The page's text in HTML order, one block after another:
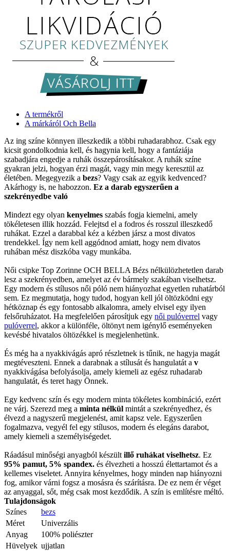
A termékről
A márkáról Och Bella
Az ing színe könnyen illeszkedik a többi ruhadarabhoz. Csak egy
kicsit gondolkodnia kell, és hagynia kell, hogy a fantáziája
szabadjára engedje a ruhák összepárosításakor. A ruhák színe
gyakran jelzi, hogyan érzi magát, vagy min megy keresztül az
életében. Megegyezik a bezs? Vagy csak az egyik kedvenced?
Akárhogy is, ne habozzon. Ez a darab egyszerűen a
szekrényedbe való
Mindezt egy olyan kenyelmes szabás fogja kiemelni, amely
tökéletesen illik hozzád. Felejtsd el a fodros és rosszul illeszkedő
ruhákat. Ezzel a darabbal kéz a kézben jársz a most divatos
trendekkel. Így nem kell aggódnod amiatt, hogy nem divatos
ruhában mész diszkóba vagy munkába.
Női csipke Top Zorinne OCH BELLA Bézs nélkülözhetetlen darab
lesz a szekrényedben, amelyet az év bármely szakában viselhetsz.
Egy modern és stílusos női póló nem hiányozhat egyetlen ruhatárból
sem. Ez megmutatja, hogy tudod, hogyan kell jól öltözködni egy
hétköznap és egy fontosabb alkalomra, amely elvisel egy ilyen
felsőruházatot. Ha megfelelően párosítjuk egy női pulóverrel vagy
pulóverrel, akkor a különféle, öltönyt nem igénylő eseményeken
kevésbé hivatalos öltözékkel is megjelenhetünk.
És még ha a nyakkivágás apró részletnek is tűnik, ne hagyja magát
megtéveszteni. Ennek a darabnak a stílusát és hangulatát a v
nyakkivágása befolyásolja, amely kiemeli az egész ruhadarab
hangulatát, és teret hagy Önnek.
Egy kedvenc szín és egy modern minta tökéletes kombináció, ezért
ne várj. Szerezd meg a minta nélkül mintát a szekrényedhez, és
élvezd a nagyszerű megjelenést, amit kapsz vele. Egyszerűen
fogalmazva, vegyél fel egy stílusos, modern és elegáns darabot,
amely kiemeli a személyiségedet.
Ráadásul minőségi anyagból készült illő ruhákat viselhetsz. Ez
95% pamut, 5% spandex. és élvezheti a hosszú élettartamot és a
kellemes viseletet. Annyira kényelmes, hogy minden nap hiányozni
fog, amikor várni fogsz a mosásra és szárításra. De ez nem ér véget
az anyaggal, sőt, még csak most kezdődik. A szín is említésre méltó.
Tulajdonságok
Színes
bezs
Méret
Univerzális
Anyag
100% poliészter
Hüvelyek ujjatlan